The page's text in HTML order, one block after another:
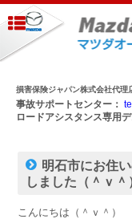
損害保険ジャパン株式会社代理
事故サポートセンター：
ロードアシスタンス専用デ
明石市にお住
しました（＾ｖ＾
こんにちは（＾ｖ＾）